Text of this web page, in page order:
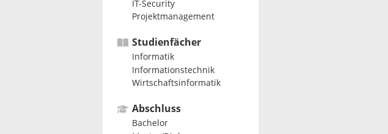
IT-Security
Projektmanagement
Studienfächer
Informatik
Informationstechnik
Wirtschaftsinformatik
Abschluss
Bachelor